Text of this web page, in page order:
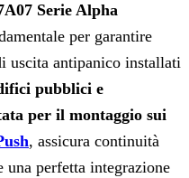
Serie Alpha
per garantire
uscita antipanico installati
pubblici e
per il montaggio sui
, assicura continuità
una perfetta integrazione